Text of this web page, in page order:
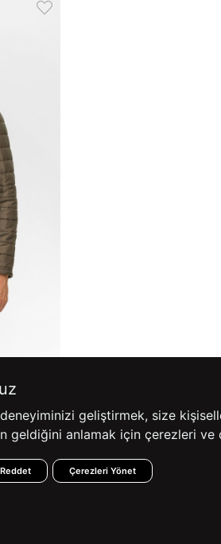
geliştirmek, size
geldiğini anlamak için çerezleri
Çerezleri Yönet